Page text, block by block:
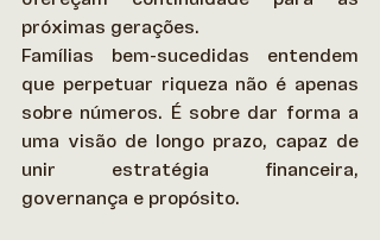
próximas gerações.
Famílias bem-sucedidas entendem
que perpetuar riqueza não é apenas
sobre números. É sobre dar forma a
uma visão de longo prazo, capaz de
unir estratégia financeira,
governança e propósito.